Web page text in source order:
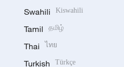
Swahili Kiswahili
Tamil தமிழ்
Thai ไทย
Turkish Türkçe